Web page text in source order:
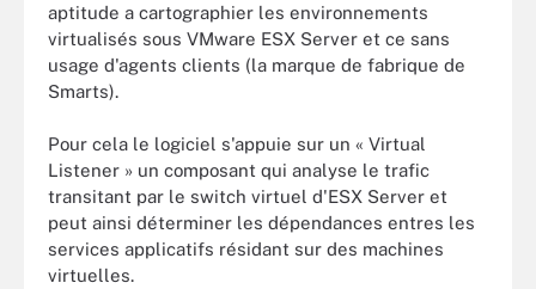
aptitude a cartographier les environnements
virtualisés sous VMware ESX Server et ce sans
usage d'agents clients (la marque de fabrique de
Smarts).
Pour cela le logiciel s'appuie sur un « Virtual
Listener » un composant qui analyse le trafic
transitant par le switch virtuel d'ESX Server et
peut ainsi déterminer les dépendances entres les
services applicatifs résidant sur des machines
virtuelles.